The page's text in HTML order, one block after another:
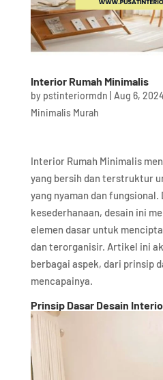
Interior Rumah Minimalis
by pstinteriormdn Aug 6,
Minimalis Murah
Interior Rumah Minimalis
yang bersih dan terstruktur
yang nyaman dan fungsional.
kesederhanaan, desain ini
elemen dasar untuk
dan terorganisir. Artikel ini
berbagai aspek, dari prinsip
mencapainya.
Prinsip Dasar Desain